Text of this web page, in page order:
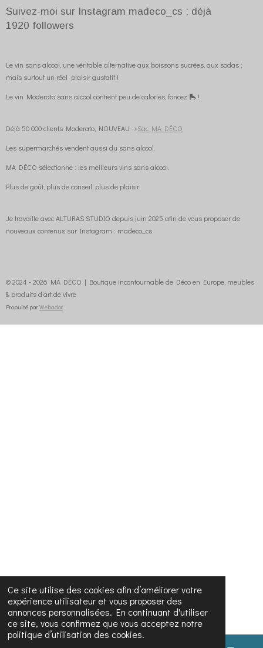
Ce site utilise des cookies afin d’améliorer votre
expérience utilisateur et vous proposer des
annonces personnalisées. En continuant d'utiliser
ce site, vous confirmez que vous acceptez notre
politique d’utilisation des cookies.
Suivez-moi sur Instagram madeco_cs : déjà
1920 followers
Le vin sans alcool, une véritable alternative aux boissons sucrées, aux sodas ;
mais surtout un réel plaisir gustatif !
Le vin Moderato sans alcool contient peu de calories, foncez 🛼 !
Déjà 50 000 clients Moderato, NOUVEAU ->Sac MA DÉCO
Les supermarchés vendent aussi du sans alcool.
MA DÉCO sélectionne : les meilleurs vins sans alcool.
Plus de goût, plus de conseil, plus de plaisir.
Je travaille avec ALTURAS STUDIO depuis juin 2025 afin de vous proposer de
nouveaux contenus sur Instagram : madeco_cs
© 2024 - 2026 MA DÉCO | Boutique incontournable de Déco en Europe, meubles
& produits d’art de vivre
Propulsé parWebador